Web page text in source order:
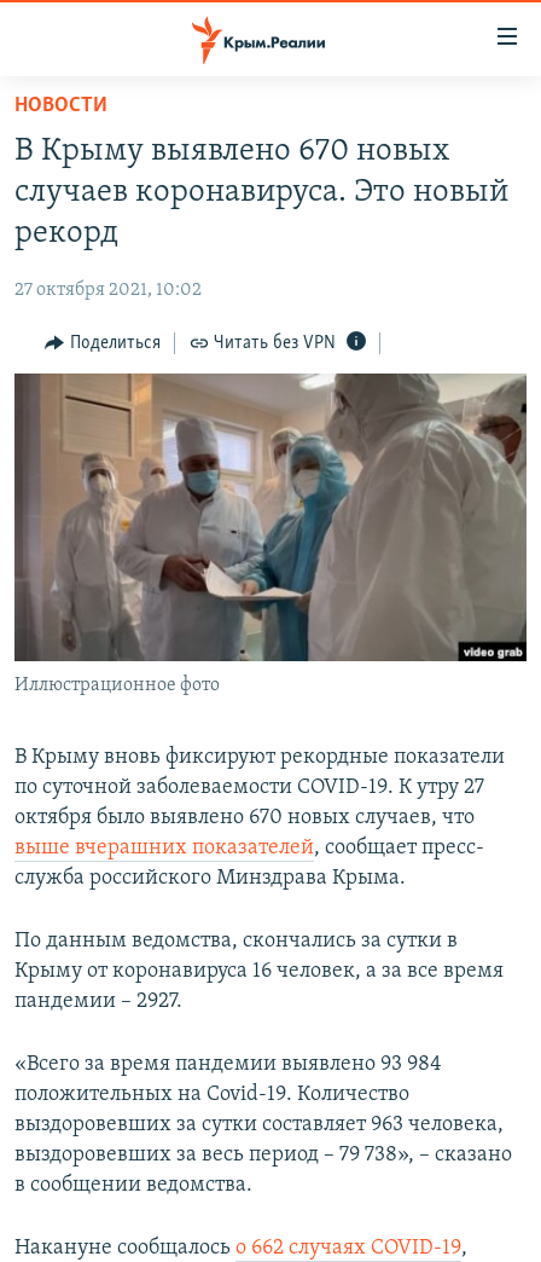
Вернуться
основному
содержанию
Вернутся
главной
навигации
Вернутся
поиску
СПЕЦПРОЕКТЫ
11 ЛЕТ ОККУПАЦИИ КРЫМА. 11 ИСТОРИЙ СОПРОТИВЛЕНИЯ
ВОДА
ЕЩЕ
ИНТЕРАКТИВ
ИНФОГРАФИКА
ТЕЛЕПРОЕКТ КРЫМ.РЕАЛИИ
СОВЕТЫ ПРАВОЗАЩИТНИКОВ
ПРОПАВШИЕ БЕЗ ВЕСТИ
ПОБЕДИТЕЛЕЙ НЕ СУДЯТ?
КРЫМ.НЕПОКОРЕННЫЙ
ELIFBE
УКРАИНСКАЯ ПРОБЛЕМА КРЫМА
РАДІО СВОБОДА
КАК ОБОЙТИ БЛОКИРОВКУ
Українською
Qırımtatar
ПРИСОЕДИНЯЙТЕСЬ!
НОВОСТИ
В Крыму выявлено 670 новых
случаев коронавируса. Это новый
рекорд
27 октября 2021, 10:02
Поделиться Читать без VPN
Иллюстрационное фото
В Крыму вновь фиксируют рекордные показатели
по суточной заболеваемости COVID-19. К утру 27
октября было выявлено 670 новых случаев, что
выше вчерашних показателей, сообщает пресс-
служба российского Минздрава Крыма.
По данным ведомства, скончались за сутки в
Крыму от коронавируса 16 человек, а за все время
пандемии – 2927.
«Всего за время пандемии выявлено 93 984
положительных на Covid-19. Количество
выздоровевших за сутки составляет 963 человека,
выздоровевших за весь период – 79 738», – сказано
в сообщении ведомства.
Накануне сообщалось о 662 случаях COVID-19,